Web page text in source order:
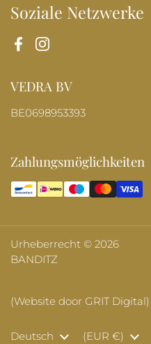
Soziale Netzwerke
FacebookInstagram
VEDRA BV
BE0698953393
Zahlungsmöglichkeiten
Urheberrecht © 2026
BANDITZ
(Website door GRIT Digital)
Sprache
Deutsch Land/Region
(EUR €)